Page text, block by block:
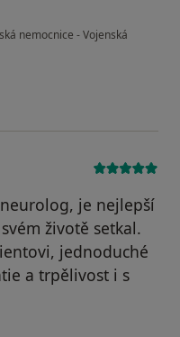
nemocnice - Vojenská
je nejlepší
životě setkal.
jednoduché
a trpělivost i s